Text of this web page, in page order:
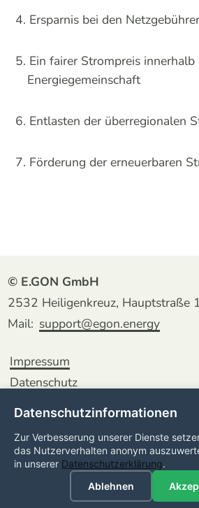
Ersparnis bei den
Ein fairer Strompreis innerhalb
Energiegemeinschaft
Entlasten der überregionalen
Förderung der erneuerbaren
© E.GON GmbH
2532 Heiligenkreuz, Hauptstraße
Mail: support@egon.energy
Impressum
Datenschutz
Datenschutzinformationen
Zur Verbesserung unserer Dienste
das Nutzerverhalten anonym
in unserer Datenschutzerklärung.
Ablehnen